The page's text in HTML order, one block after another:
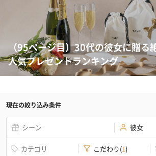
（95ページ目）30代の彼女に贈る
人気プレゼントランキング
現在の絞り込み条件
シーン 彼女
カテゴリ こだわり(1)